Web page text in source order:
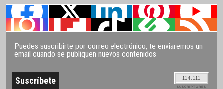
Puedes suscribirte por correo electrónico, te enviaremos un
email cuando se publiquen nuevos contenidos
114.111
SUSCRIPTORES